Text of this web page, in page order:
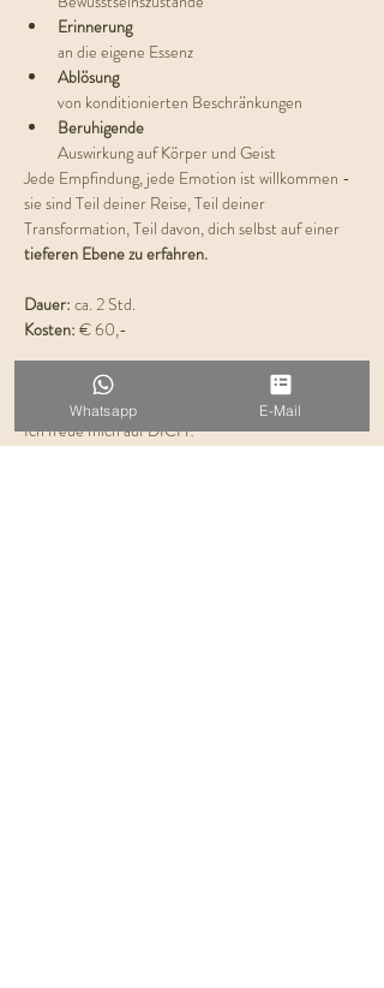
Erinnerung
an die eigene Essenz
Ablösung
von konditionierten Beschränkungen
Beruhigende
Auswirkung auf Körper und Geist
Jede Empfindung, jede Emotion ist willkommen -
sie sind Teil deiner Reise, Teil deiner
Transformation, Teil davon, dich selbst auf einer
tieferen Ebene zu erfahren.
Dauer: ca. 2 Std.
Kosten: € 60,-
Plätze begrenzt
Ich freue mich auf DICH!
Whatsapp E-Mail